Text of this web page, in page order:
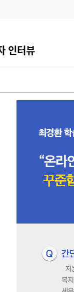
인터뷰